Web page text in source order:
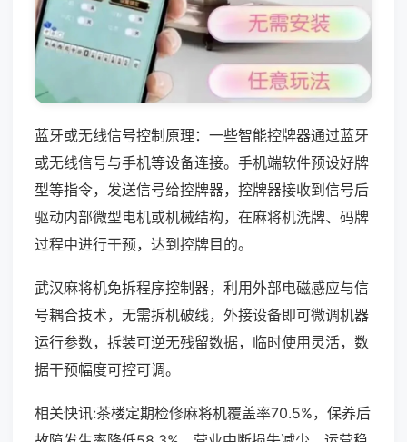
蓝牙或无线信号控制原理：一些智能控牌器通过蓝牙
或无线信号与手机等设备连接。手机端软件预设好牌
型等指令，发送信号给控牌器，控牌器接收到信号后
驱动内部微型电机或机械结构，在麻将机洗牌、码牌
过程中进行干预，达到控牌目的。
武汉麻将机免拆程序控制器，利用外部电磁感应与信
号耦合技术，无需拆机破线，外接设备即可微调机器
运行参数，拆装可逆无残留数据，临时使用灵活，数
据干预幅度可控可调。
相关快讯:茶楼定期检修麻将机覆盖率70.5%，保养后